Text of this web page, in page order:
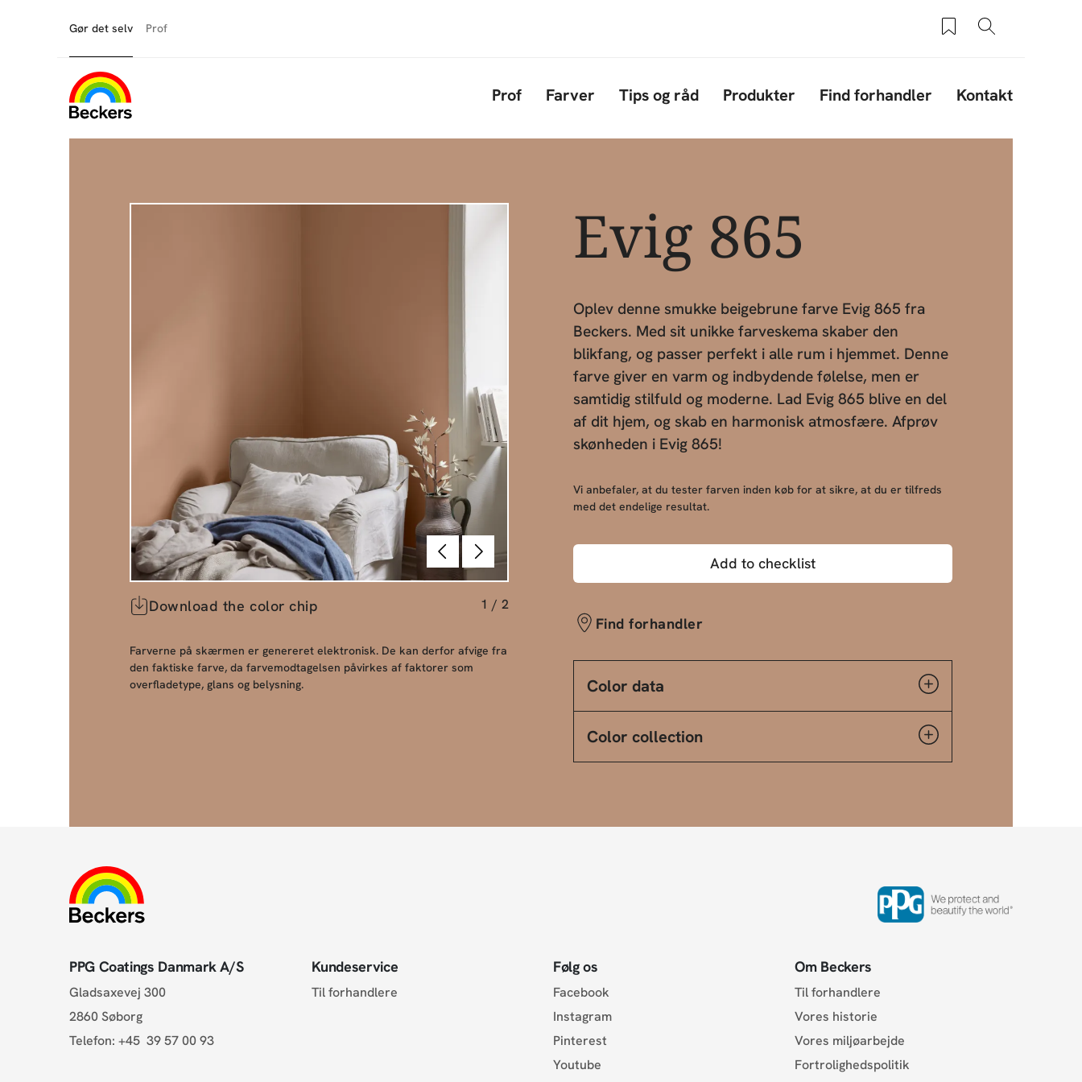
Gør det selv Prof Saved products
Søg
Prof Farver Tips og råd Produkter Find forhandler Kontakt
Evig 865
ForrigeNæste
Download the color chip 1 / 2
Farverne på skærmen er genereret elektronisk. De kan derfor afvige fra
den faktiske farve, da farvemodtagelsen påvirkes af faktorer som
overfladetype, glans og belysning.
Oplev denne smukke beigebrune farve Evig 865 fra
Beckers. Med sit unikke farveskema skaber den
blikfang, og passer perfekt i alle rum i hjemmet. Denne
farve giver en varm og indbydende følelse, men er
samtidig stilfuld og moderne. Lad Evig 865 blive en del
af dit hjem, og skab en harmonisk atmosfære. Afprøv
skønheden i Evig 865!
Vi anbefaler, at du tester farven inden køb for at sikre, at du er tilfreds
med det endelige resultat.
Add to checklist
Find forhandler
Color data
Color collection
PPG Coatings Danmark A/S
Gladsaxevej 300
2860 Søborg
Telefon:+45 39 57 00 93
Kundeservice
Til forhandlere
Følg os
Facebook
Instagram
Pinterest
Youtube
Om Beckers
Til forhandlere
Vores historie
Vores miljøarbejde
Fortrolighedspolitik